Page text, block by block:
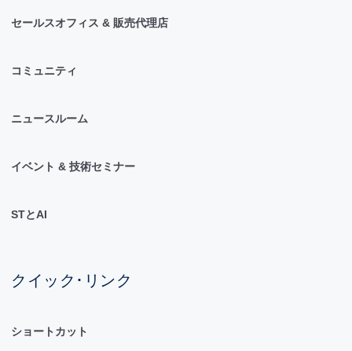
セールスオフィス & 販売代理店
コミュニティ
ニュースルーム
イベント & 技術セミナー
STとAI
クイック･リンク
ショートカット